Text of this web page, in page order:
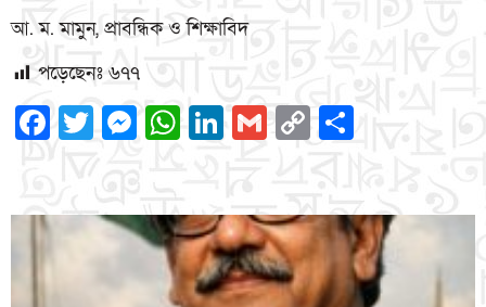
আ. ম. মামুন, প্রাবন্ধিক ও শিক্ষাবিদ
পড়েছেনঃ ৬৭৭
Facebook
Twitter
Messenger
WhatsApp
LinkedIn
Gmail
Copy
Link